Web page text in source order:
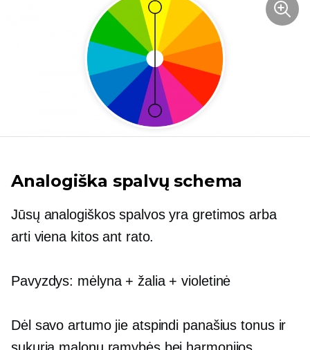
Analogiška spalvų schema
Jūsų analogiškos spalvos yra gretimos arba
arti viena kitos ant rato.
Pavyzdys: mėlyna + žalia + violetinė
Dėl savo artumo jie atspindi panašius tonus ir